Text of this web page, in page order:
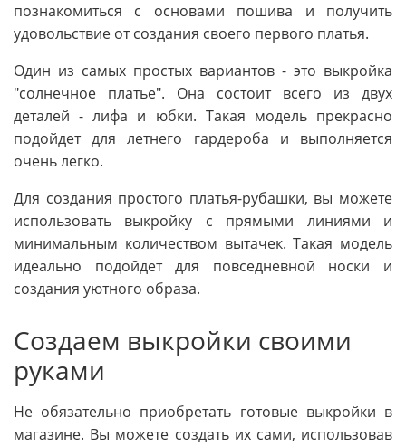
познакомиться с основами пошива и получить
удовольствие от создания своего первого платья.
Один из самых простых вариантов - это выкройка
"солнечное платье". Она состоит всего из двух
деталей - лифа и юбки. Такая модель прекрасно
подойдет для летнего гардероба и выполняется
очень легко.
Для создания простого платья-рубашки, вы можете
использовать выкройку с прямыми линиями и
минимальным количеством вытачек. Такая модель
идеально подойдет для повседневной носки и
создания уютного образа.
Создаем выкройки своими
руками
Не обязательно приобретать готовые выкройки в
магазине. Вы можете создать их сами, использовав